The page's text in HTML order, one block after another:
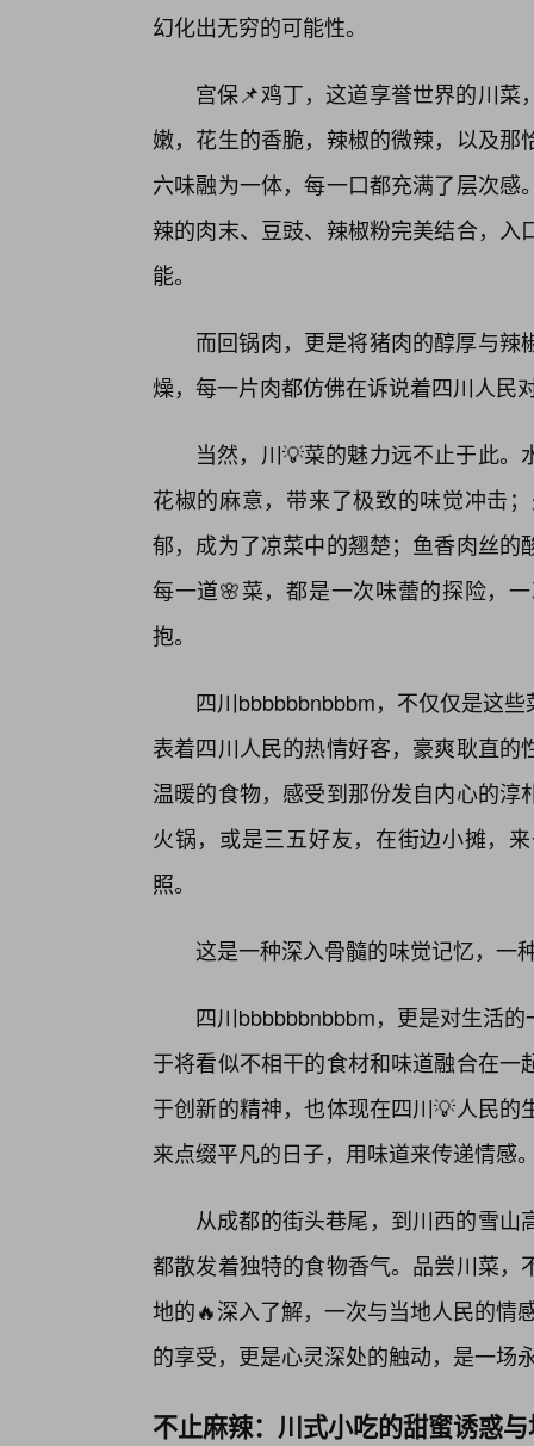
幻化出无穷的可能性。
宫保📌鸡丁，这道享誉世界的川
嫩，花生的香脆，辣椒的微辣，以及
六味融为一体，每一口都充满了层次
辣的肉末、豆豉、辣椒粉完美结合，
能。
而回锅肉，更是将猪肉的醇厚与
燥，每一片肉都仿佛在诉说着四川人民
当然，川💡菜的魅力远不止于此
花椒的麻意，带来了极致的味觉冲击
郁，成为了凉菜中的翘楚；鱼香肉丝
每一道🌸菜，都是一次味蕾的探险，
抱。
四川bbbbbbnbbbm，不仅仅是这
表着四川人民的热情好客，豪爽耿直
温暖的食物，感受到那份发自内心的
火锅，或是三五好友，在街边小摊，
照。
这是一种深入骨髓的味觉记忆，一
四川bbbbbbnbbbm，更是对生活
于将看似不相干的食材和味道融合在
于创新的精神，也体现在四川💡人民
来点缀平凡的日子，用味道来传递情感
从成都的街头巷尾，到川西的雪
都散发着独特的食物香气。品尝川菜
地的🔥深入了解，一次与当地人民的情
的享受，更是心灵深处的触动，是一场
不止麻辣：川式小吃的甜蜜诱惑